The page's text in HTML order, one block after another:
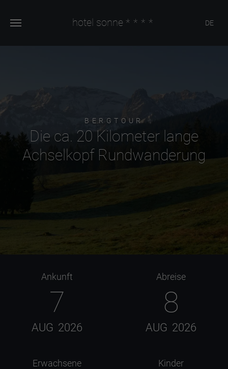
hotel sonne **** DE
BERGTOUR
Die ca. 20 Kilometer lange
Achselkopf Rundwanderung
Ankunft
7
AUG 2026
Abreise
8
AUG 2026
Erwachsene Kinder